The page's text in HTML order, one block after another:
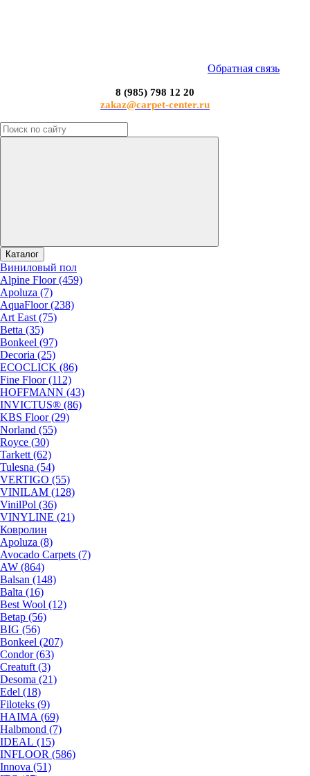
Обратная связь
8 (985) 798 12 20
zakaz@carpet-center.ru
Каталог
Виниловый пол
Alpine Floor (459)
Apoluza (7)
AquaFloor (238)
Art East (75)
Betta (35)
Bonkeel (97)
Decoria (25)
ECOCLICK (86)
Fine Floor (112)
HOFFMANN (43)
INVICTUS® (86)
KBS Floor (29)
Norland (55)
Royce (30)
Tarkett (62)
Tulesna (54)
VERTIGO (55)
VINILAM (128)
VinilPol (36)
VINYLINE (21)
Ковролин
Apoluza (8)
Avocado Carpets (7)
AW (864)
Balsan (148)
Balta (16)
Best Wool (12)
Betap (56)
BIG (56)
Bonkeel (207)
Condor (63)
Creatuft (3)
Desoma (21)
Edel (18)
Filoteks (9)
HAIMA (69)
Halbmond (7)
IDEAL (15)
INFLOOR (586)
Innova (51)